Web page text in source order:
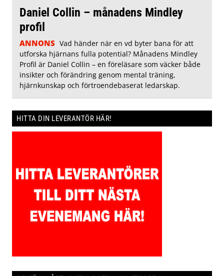
Daniel Collin – månadens Mindley
profil
ANNONS Vad händer när en vd byter bana för att
utforska hjärnans fulla potential? Månadens Mindley
Profil är Daniel Collin – en föreläsare som väcker både
insikter och förändring genom mental träning,
hjärnkunskap och förtroendebaserat ledarskap.
HITTA DIN LEVERANTÖR HÄR!